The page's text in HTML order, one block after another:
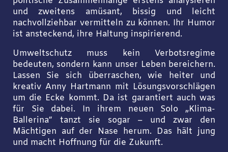
und zweitens amüsant, bissig und leicht
nachvollziehbar vermitteln zu können. Ihr Humor
ist ansteckend, ihre Haltung inspirierend.
Umweltschutz muss kein Verbotsregime
bedeuten, sondern kann unser Leben bereichern.
Lassen Sie sich überraschen, wie heiter und
kreativ Anny Hartmann mit Lösungsvorschlägen
um die Ecke kommt. Da ist garantiert auch was
für Sie dabei. In ihrem neuen Solo „Klima-
Ballerina“ tanzt sie sogar – und zwar den
Mächtigen auf der Nase herum. Das hält jung
und macht Hoffnung für die Zukunft.